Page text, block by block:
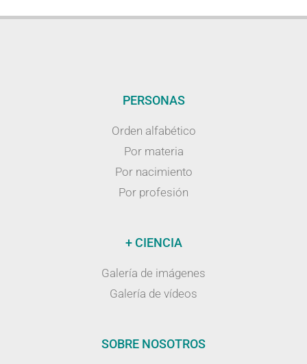
PERSONAS
Orden alfabético
Por materia
Por nacimiento
Por profesión
+ CIENCIA
Galería de imágenes
Galería de vídeos
SOBRE NOSOTROS